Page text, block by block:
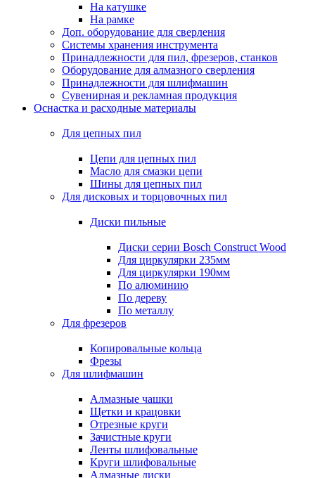
На катушке
На рамке
Доп. оборудование для сверления
Системы хранения инструмента
Принадлежности для пил, фрезеров, станков
Оборудование для алмазного сверления
Принадлежности для шлифмашин
Сувенирная и рекламная продукция
Оснастка и расходные материалы
Для цепных пил
Цепи для цепных пил
Масло для смазки цепи
Шины для цепных пил
Для дисковых и торцовочных пил
Диски пильные
Диски серии Bosch Construct Wood
Для циркулярки 235мм
Для циркулярки 190мм
По алюминию
По дереву
По металлу
Для фрезеров
Копировальные кольца
Фрезы
Для шлифмашин
Алмазные чашки
Щетки и крацовки
Отрезные круги
Зачистные круги
Ленты шлифовальные
Круги шлифовальные
Алмазные диски